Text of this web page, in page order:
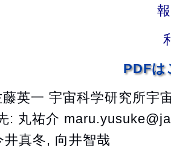
PDFは
英一 宇宙科学研究所宇
: 丸祐介
井真冬, 向井智哉